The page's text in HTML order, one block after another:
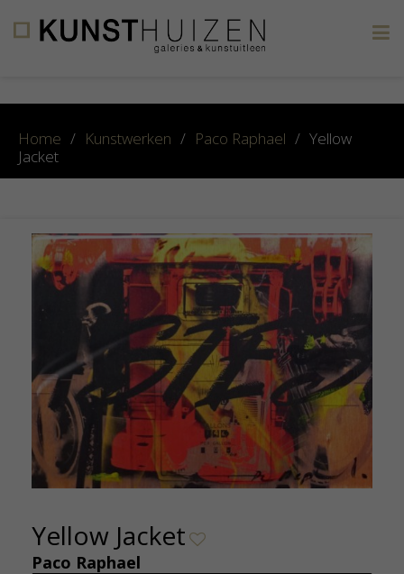
Home / Kunstwerken / Paco Raphael / Yellow
Jacket
Yellow Jacket
Paco Raphael